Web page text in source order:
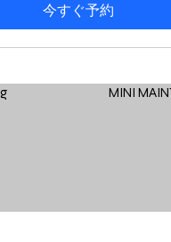
今すぐ予約
MINI